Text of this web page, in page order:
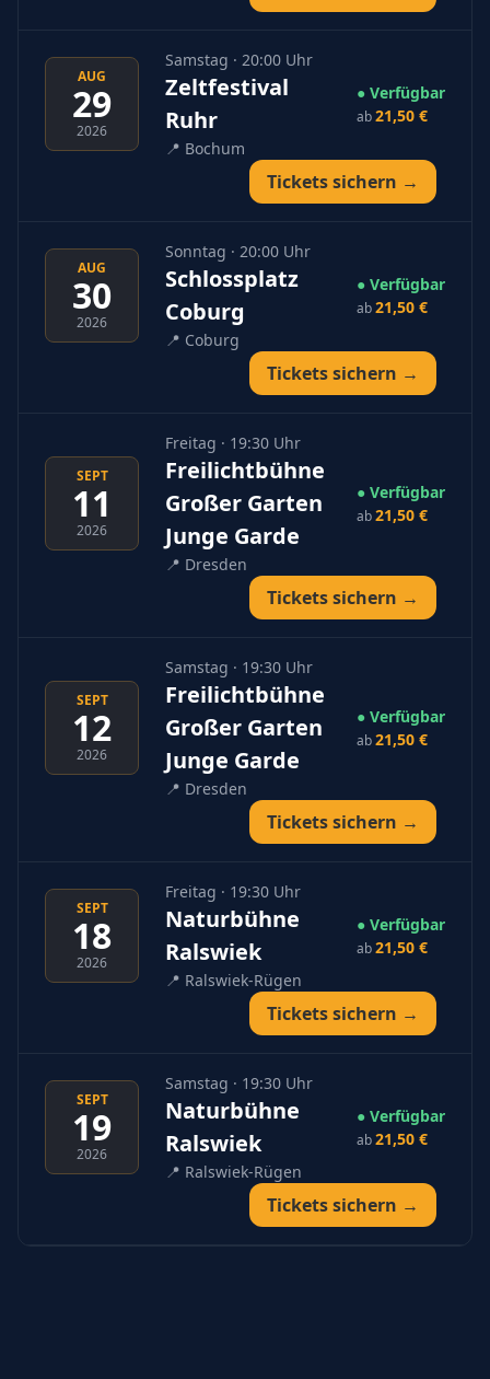
AUG
29
2026
Samstag · 20:00 Uhr
Zeltfestival
Ruhr
📍 Bochum
● Verfügbar
ab21,50 €
Tickets sichern →
AUG
30
2026
Sonntag · 20:00 Uhr
Schlossplatz
Coburg
📍 Coburg
● Verfügbar
ab21,50 €
Tickets sichern →
SEPT
11
2026
Freitag · 19:30 Uhr
Freilichtbühne
Großer Garten
Junge Garde
📍 Dresden
● Verfügbar
ab21,50 €
Tickets sichern →
SEPT
12
2026
Samstag · 19:30 Uhr
Freilichtbühne
Großer Garten
Junge Garde
📍 Dresden
● Verfügbar
ab21,50 €
Tickets sichern →
SEPT
18
2026
Freitag · 19:30 Uhr
Naturbühne
Ralswiek
📍 Ralswiek-Rügen
● Verfügbar
ab21,50 €
Tickets sichern →
SEPT
19
2026
Samstag · 19:30 Uhr
Naturbühne
Ralswiek
📍 Ralswiek-Rügen
● Verfügbar
ab21,50 €
Tickets sichern →